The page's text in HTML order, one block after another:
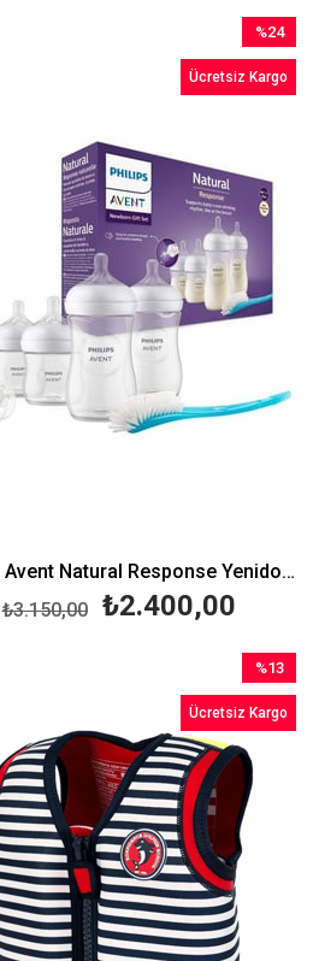
Philips Avent Natural Response Yenidoğan Seti SCD838/11
₺2.400,00
₺3.150,00
%24
İndirim
%24İndirim
Ücretsiz Kargo
%13
İndirim
%13İndirim
Ücretsiz Kargo